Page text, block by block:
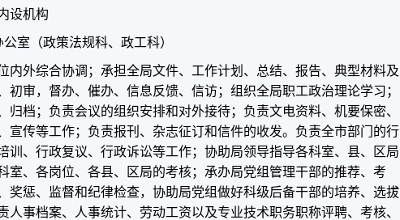
机构
（政策法规科、政工科）
外综合协调；承担全局文件、工作计划、总结、报告、典型材料及
初审，督办、催办、信息反馈、信访；组织全局职工政治理论学习；
归档；负责会议的组织安排和对外接待；负责文电资料、机要保密、
宣传等工作；负责报刊、杂志征订和信件的收发。负责全市部门的行
训、行政复议、行政诉讼等工作；协助局领导指导各科室、县、区局
室、各岗位、各县、区局的考核；承办局党组管理干部的推荐、考
奖惩、监督和纪律检查，协助局党组做好科级后备干部的培养、选拔
人事档案、人事统计、劳动工资以及专业技术职务职称评聘、考核、